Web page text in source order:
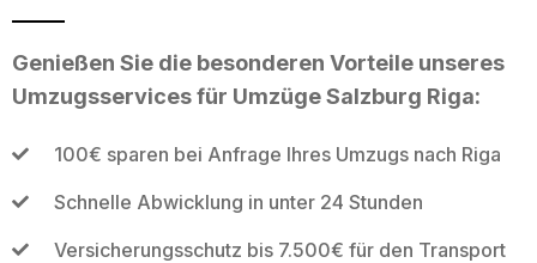
Genießen Sie die besonderen Vorteile unseres
Umzugsservices für Umzüge Salzburg Riga:
100€ sparen bei Anfrage Ihres Umzugs nach Riga
Schnelle Abwicklung in unter 24 Stunden
Versicherungsschutz bis 7.500€ für den Transport